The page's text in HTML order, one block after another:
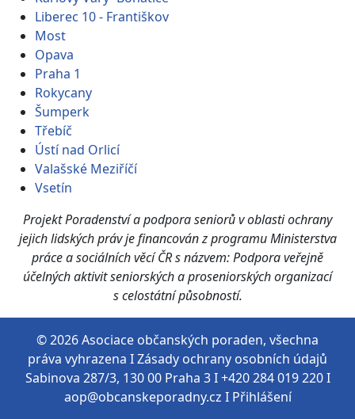
Liberec 10 - Františkov
Most
Opava
Praha 1
Rokycany
Šumperk
Třebíč
Ústí nad Orlicí
Valašské Meziříčí
Vsetín
ProjektPoradenství a podpora seniorů v oblasti ochrany
jejich lidských práv je financován z programu Ministerstva
práce a sociálních věcí ČR s názvem:Podpora veřejně
účelných aktivit seniorských a proseniorských organizací
s celostátní působností.
© 2026 Asociace občanských poraden, všechna
práva vyhrazena IZásady ochrany osobních údajů
Sabinova 287/3, 130 00 Praha 3 I +420 284 019 220 I
aop@obcanskeporadny.cz I Přihlášení